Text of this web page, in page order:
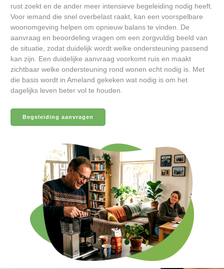
rust zoekt en de ander meer intensieve begeleiding nodig heeft.
Voor iemand die snel overbelast raakt, kan een voorspelbare
woonomgeving helpen om opnieuw balans te vinden. De
aanvraag en beoordeling vragen om een zorgvuldig beeld van
de situatie, zodat duidelijk wordt welke ondersteuning passend
kan zijn. Een duidelijke aanvraag voorkomt ruis en maakt
zichtbaar welke ondersteuning rond wonen echt nodig is. Met
die basis wordt in Ameland gekeken wat nodig is om het
dagelijks leven beter vol te houden.
Begeleiding aanvragen